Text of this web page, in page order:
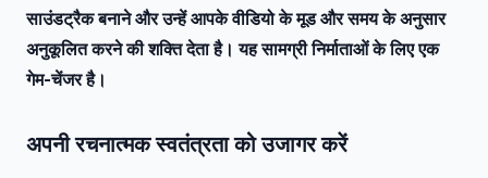
साउंडट्रैक बनाने और उन्हें आपके वीडियो के मूड और समय के अनुसार
अनुकूलित करने की शक्ति देता है। यह सामग्री निर्माताओं के लिए एक
गेम-चेंजर है।
अपनी रचनात्मक स्वतंत्रता को उजागर करें